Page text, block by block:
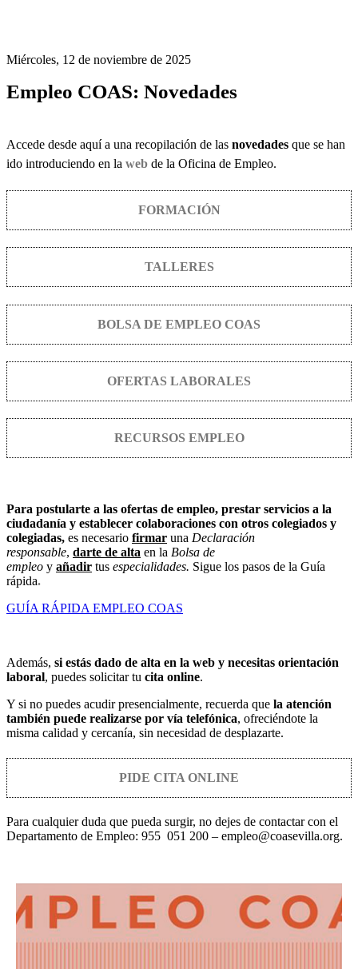
Miércoles, 12 de noviembre de 2025
Empleo COAS: Novedades
Accede desde aquí a una recopilación de las novedades que se han
ido introduciendo en la web de la Oficina de Empleo.
FORMACIÓN
TALLERES
BOLSA DE EMPLEO COAS
OFERTAS LABORALES
RECURSOS EMPLEO
Para postularte a las ofertas de empleo, prestar servicios a la
ciudadanía y establecer colaboraciones con otros colegiados y
colegiadas, es necesario firmar una Declaración
responsable, darte de alta en la Bolsa de
empleo y añadir tus especialidades. Sigue los pasos de la Guía
rápida.
GUÍA RÁPIDA EMPLEO COAS
Además, si estás dado de alta en la web y necesitas orientación
laboral, puedes solicitar tu cita online.
Y si no puedes acudir presencialmente, recuerda que la atención
también puede realizarse por vía telefónica, ofreciéndote la
misma calidad y cercanía, sin necesidad de desplazarte.
PIDE CITA ONLINE
Para cualquier duda que pueda surgir, no dejes de contactar con el
Departamento de Empleo: 955 051 200 – empleo@coasevilla.org.